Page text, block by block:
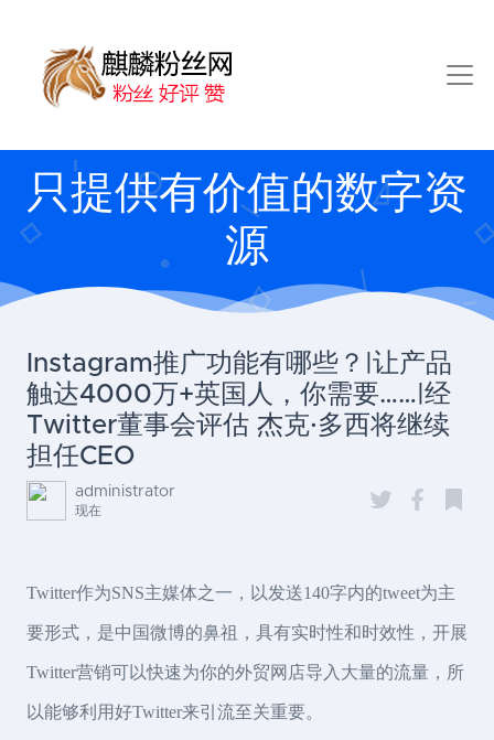
只提供有价值的数字资
源
Instagram推广功能有哪些？|让产品
触达4000万+英国人，你需要……|经
Twitter董事会评估 杰克·多西将继续
担任CEO
administrator
现在
Twitter作为SNS主媒体之一，以发送140字内的tweet为主
要形式，是中国微博的鼻祖，具有实时性和时效性，开展
Twitter营销可以快速为你的外贸网店导入大量的流量，所
以能够利用好Twitter来引流至关重要。